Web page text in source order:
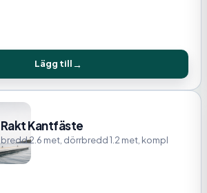
Lägg till
Rakt Kantfäste
bredd 2.6 met, dörrbredd 1.2 met, kompl